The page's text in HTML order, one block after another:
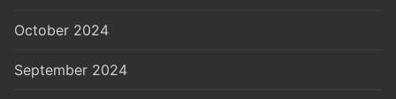
October 2024
September 2024